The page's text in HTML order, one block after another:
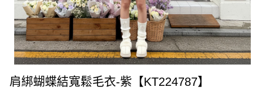
肩綁蝴蝶結寬鬆毛衣-紫【KT224787】